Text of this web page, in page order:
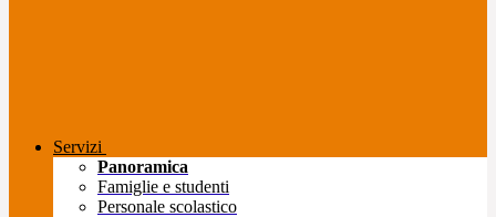
Servizi
Panoramica
Famiglie e studenti
Personale scolastico